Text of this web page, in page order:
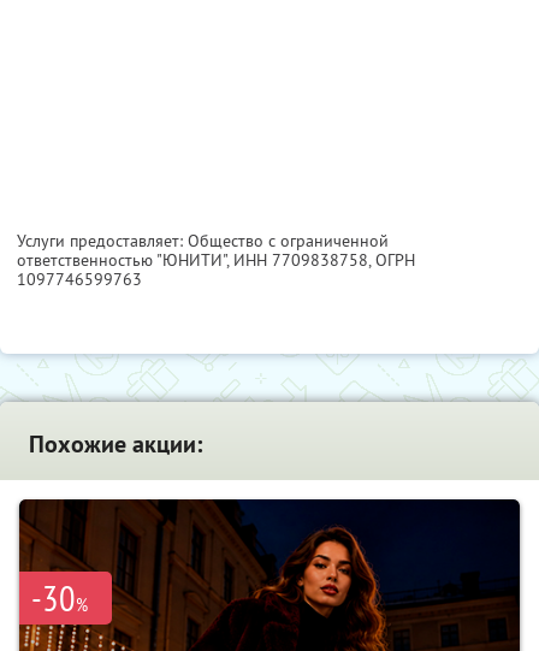
Услуги предоставляет: Общество с ограниченной
ответственностью "ЮНИТИ", ИНН 7709838758, ОГРН
1097746599763
Похожие акции:
-30%